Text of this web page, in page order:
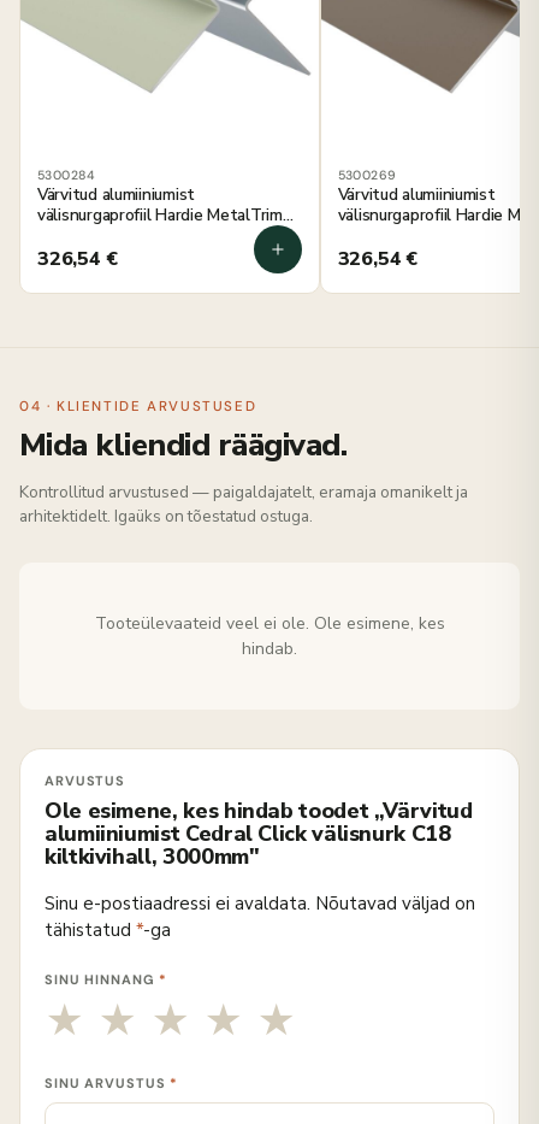
5300284
Värvitud alumiiniumist
välisnurgaprofiil Hardie MetalTrim
326,54 €
5300269
Värvitud alumiiniumist
välisnurgaprofiil Hardie
326,54€
04 · KLIENTIDE ARVUSTUSED
Mida kliendid räägivad.
Kontrollitud arvustused — paigaldajatelt, eramaja omanikelt ja
arhitektidelt. Igaüks on tõestatud ostuga.
Tooteülevaateid veel ei ole. Ole esimene, kes
hindab.
Ole esimene, kes hindab toodet „Värvitud
alumiiniumist Cedral Click välisnurk C18
kiltkivihall, 3000mm"
Sinu e-postiaadressi ei avaldata. Nõutavad väljad on
tähistatud *-ga
SINU HINNANG *
SINU ARVUSTUS *